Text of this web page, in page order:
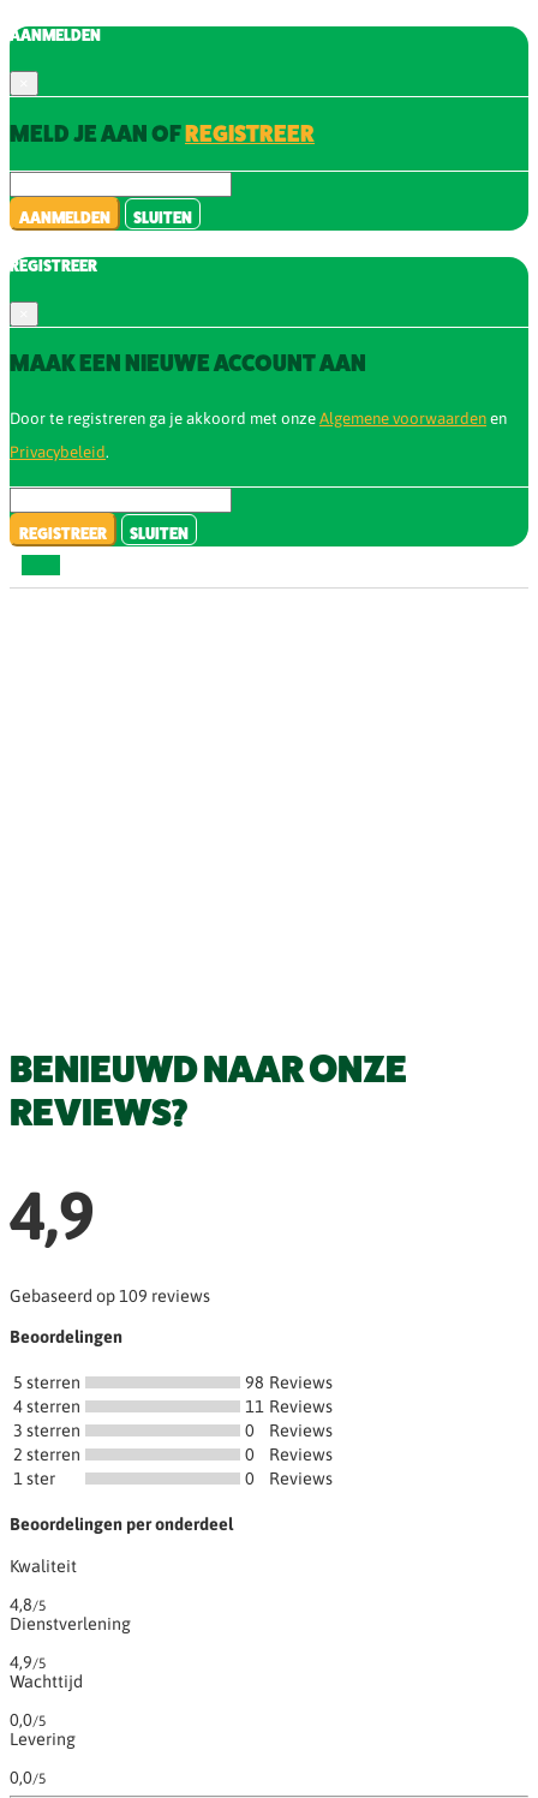
AANMELDEN
MELD JE AAN OFREGISTREER
AANMELDEN SLUITEN
REGISTREER
MAAK EEN NIEUWE ACCOUNT AAN
Door te registreren ga je akkoord met onze Algemene voorwaarden en
Privacybeleid.
REGISTREER SLUITEN
BENIEUWD NAAR ONZE
REVIEWS?
4,9
Gebaseerd op 109 reviews
Beoordelingen
5 sterren 98 Reviews
4 sterren
11 Reviews
3 sterren
0
Reviews
2 sterren
0
Reviews
1 ster
0 Reviews
Beoordelingen per onderdeel
Kwaliteit
4,8/5
Dienstverlening
4,9/5
Wachttijd
0,0/5
Levering
0,0/5